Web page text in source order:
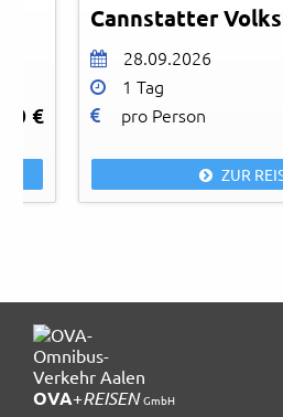
€
Cannstatter
28.09.2026
1 Tag
pro Person
ZUR
OVA+REISEN GmbH